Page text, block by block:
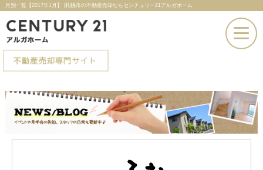
月別一覧【2017年1月】 |札幌市の不動産売却ならセンチュリー21アルガホーム
その場で売却査定